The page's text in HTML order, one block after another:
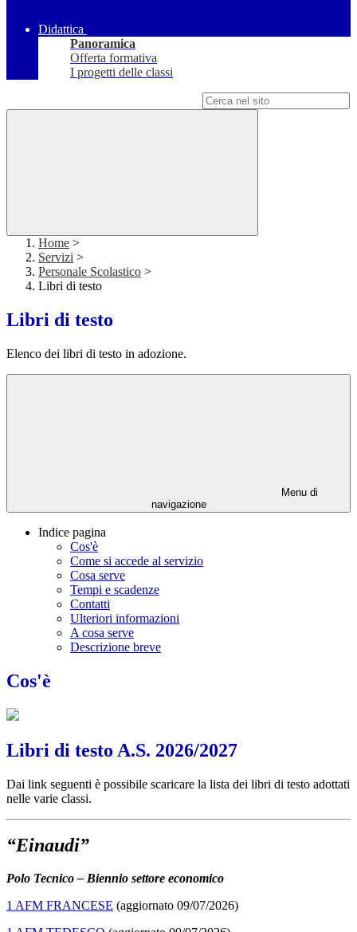
Didattica
Panoramica
Offerta formativa
I progetti delle classi
Home >
Servizi >
Personale Scolastico >
Libri di testo
Libri di testo
Elenco dei libri di testo in adozione.
Menu di
navigazione
Indice pagina
Cos'è
Come si accede al servizio
Cosa serve
Tempi e scadenze
Contatti
Ulteriori informazioni
A cosa serve
Descrizione breve
Cos'è
Libri di testo A.S. 2026/2027
Dai link seguenti è possibile scaricare la lista dei libri di testo adottati
nelle varie classi.
“Einaudi”
Polo Tecnico – Biennio settore economico
1 AFM FRANCESE (aggiornato 09/07/2026)